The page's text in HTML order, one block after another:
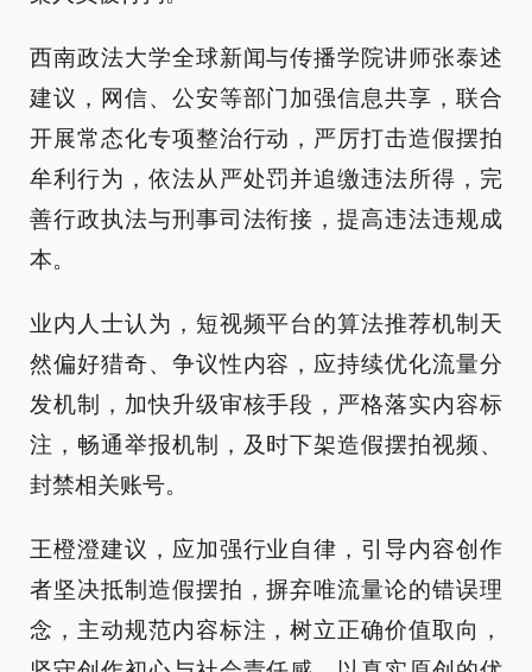
西南政法大学全球新闻与传播学院讲师张泰述
建议，网信、公安等部门加强信息共享，联合
开展常态化专项整治行动，严厉打击造假摆拍
牟利行为，依法从严处罚并追缴违法所得，完
善行政执法与刑事司法衔接，提高违法违规成
本。
业内人士认为，短视频平台的算法推荐机制天
然偏好猎奇、争议性内容，应持续优化流量分
发机制，加快升级审核手段，严格落实内容标
注，畅通举报机制，及时下架造假摆拍视频、
封禁相关账号。
王橙澄建议，应加强行业自律，引导内容创作
者坚决抵制造假摆拍，摒弃唯流量论的错误理
念，主动规范内容标注，树立正确价值取向，